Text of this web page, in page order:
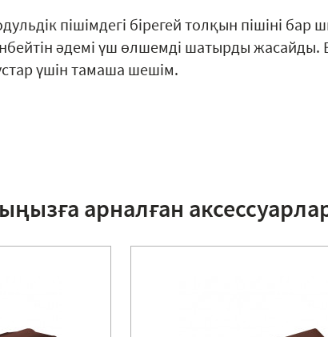
пішімдегі бірегей толқын пішіні
әдемі үш өлшемді шатырды жасайды.
үшін тамаша шешім.
арналған